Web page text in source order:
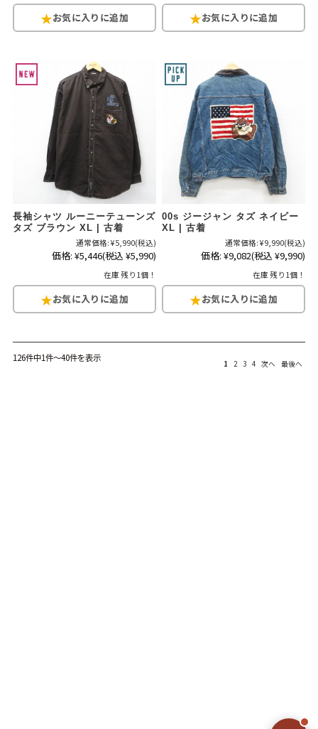
長袖シャツ ルーニーテューンズ
タズ ブラウン XL | 古着
通常価格: ¥5,990(税込)
価格: ¥5,446(税込 ¥5,990)
在庫 残り1個！
00s ジージャン タズ ネイビー
XL | 古着
通常価格: ¥9,990(税込)
価格: ¥9,082(税込 ¥9,990)
在庫 残り1個！
126件中1件～40件を表示
1 2 3 4 次へ 最後へ